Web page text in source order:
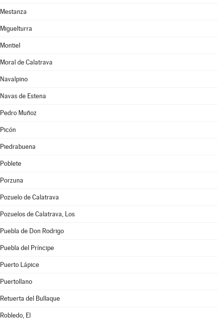
Mestanza
Miguelturra
Montiel
Moral de Calatrava
Navalpino
Navas de Estena
Pedro Muñoz
Picón
Piedrabuena
Poblete
Porzuna
Pozuelo de Calatrava
Pozuelos de Calatrava, Los
Puebla de Don Rodrigo
Puebla del Príncipe
Puerto Lápice
Puertollano
Retuerta del Bullaque
Robledo, El